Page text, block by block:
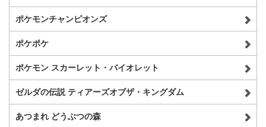
ポケモンチャンピオンズ
ポケポケ
ポケモン スカーレット・バイオレット
ゼルダの伝説 ティアーズオブザ・キングダム
あつまれ どうぶつの森